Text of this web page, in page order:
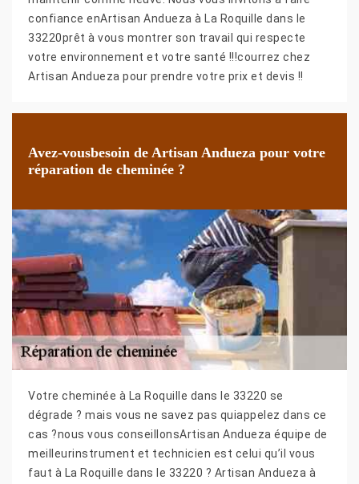
confiance enArtisan Andueza à La Roquille dans le
33220prêt à vous montrer son travail qui respecte
votre environnement et votre santé !!!courrez chez
Artisan Andueza pour prendre votre prix et devis !!
Avez-vousbesoin de Artisan Andueza pour votre
réparation de cheminée ?
Votre cheminée à La Roquille dans le 33220 se
dégrade ? mais vous ne savez pas quiappelez dans ce
cas ?nous vous conseillonsArtisan Andueza équipe de
meilleurinstrument et technicien est celui qu’il vous
faut à La Roquille dans le 33220 ? Artisan Andueza à